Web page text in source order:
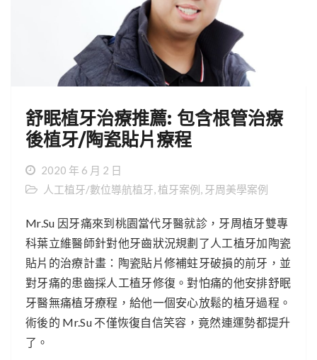
舒眠植牙治療推薦: 包含根管治療
後植牙/陶瓷貼片療程
2020 年 6 月 2 日
人工植牙/數位導航植牙,植牙案例 , 牙周美學案例
Mr.Su 因牙痛來到桃園當代牙醫就診，牙周植牙雙專
科葉立維醫師針對他牙齒狀況規劃了人工植牙加陶瓷
貼片的治療計畫：陶瓷貼片修補蛀牙破損的前牙，並
對牙痛的患齒採人工植牙修復。對怕痛的他安排舒眠
牙醫無痛植牙療程，給他一個安心放鬆的植牙過程。
術後的 Mr.Su 不僅恢復自信笑容，竟然連運勢都提升
了。